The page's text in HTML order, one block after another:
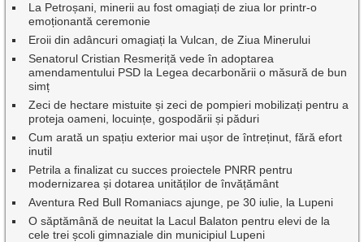
La Petroșani, minerii au fost omagiați de ziua lor printr-o
emoționantă ceremonie
Eroii din adâncuri omagiați la Vulcan, de Ziua Minerului
Senatorul Cristian Resmeriță vede în adoptarea
amendamentului PSD la Legea decarbonării o măsură de bun
simț
Zeci de hectare mistuite și zeci de pompieri mobilizați pentru a
proteja oameni, locuințe, gospodării și păduri
Cum arată un spațiu exterior mai ușor de întreținut, fără efort
inutil
Petrila a finalizat cu succes proiectele PNRR pentru
modernizarea și dotarea unităților de învățământ
Aventura Red Bull Romaniacs ajunge, pe 30 iulie, la Lupeni
O săptămână de neuitat la Lacul Balaton pentru elevi de la
cele trei școli gimnaziale din municipiul Lupeni